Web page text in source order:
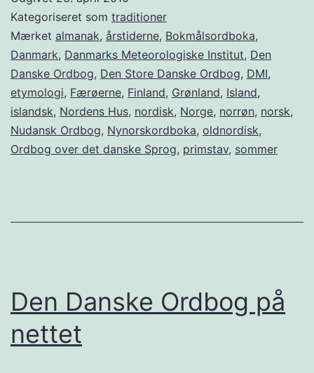
den
første
sommerdag
i
Island
Kategoriseret som traditioner
Mærket almanak, årstiderne, Bokmålsordboka,
Danmark, Danmarks Meteorologiske Institut, Den
Danske Ordbog, Den Store Danske Ordbog, DMI,
etymologi, Færøerne, Finland, Grønland, Island,
islandsk, Nordens Hus, nordisk, Norge, norrøn, norsk,
Nudansk Ordbog, Nynorskordboka, oldnordisk,
Ordbog over det danske Sprog, primstav, sommer
Den Danske Ordbog på
nettet